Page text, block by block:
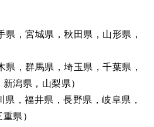
，宮城県，秋田県，山形県，
，群馬県，埼玉県，千葉県，
潟県，山梨県）
，福井県，長野県，岐阜県，
県）